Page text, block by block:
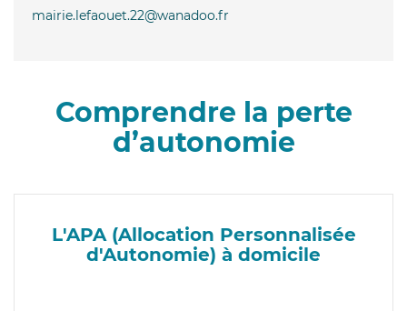
mairie.lefaouet.22@wanadoo.fr
Comprendre la perte
d’autonomie
L'APA (Allocation Personnalisée
d'Autonomie) à domicile